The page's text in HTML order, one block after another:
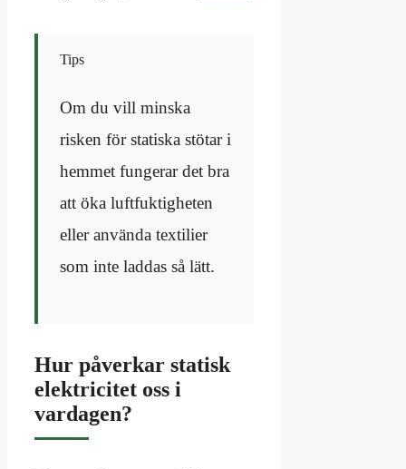
Tips
Om du vill minska
risken för statiska stötar i
hemmet fungerar det bra
att öka luftfuktigheten
eller använda textilier
som inte laddas så lätt.
Hur påverkar statisk
elektricitet oss i
vardagen?